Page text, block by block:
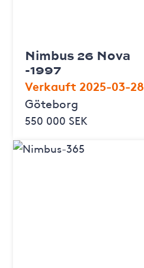
Nimbus 26 Nova
-1997
Verkauft 2025-03-28
Göteborg
550 000 SEK